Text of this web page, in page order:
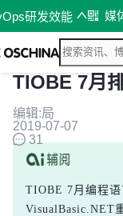
研发效能 媒
TIOBE 7月
编辑:局
2019-07-07
31
TIOBE 7月编程语
VisualBasic.NET